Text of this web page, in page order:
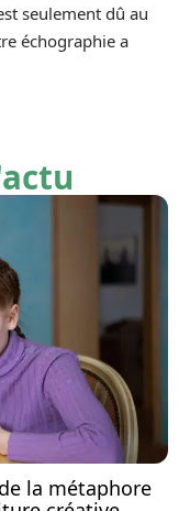
seulement dû au
échographie a
la métaphore